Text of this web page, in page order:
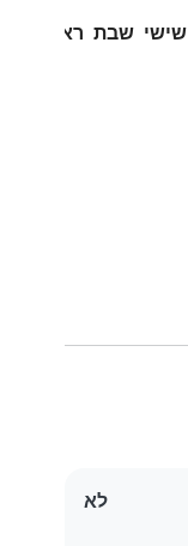
שישי שבת ראשון
לא